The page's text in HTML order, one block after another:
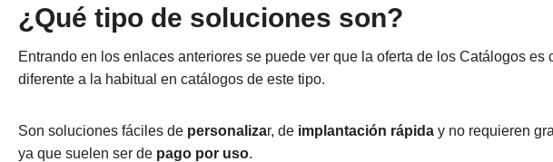
¿Qué tipo de soluciones son?
Entrando en los enlaces anteriores se puede ver que la oferta de los Catálogos es
diferente a la habitual en catálogos de este tipo.
Son soluciones fáciles de personalizar, de implantación rápida y no requieren
ya que suelen ser de pago por uso.